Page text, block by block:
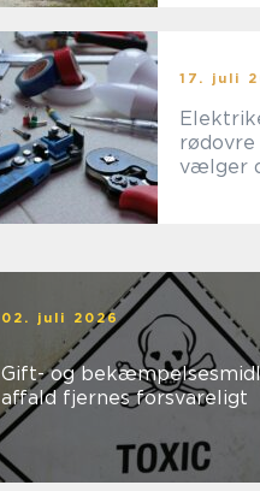
17. juli
rødovre sådan
vælger
02. juli 2026
Gift- og
affald fjernes forsvareligt